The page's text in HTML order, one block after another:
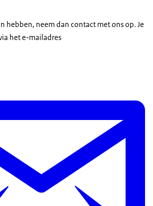
hebben, neem dan contact met ons op. Je
het e-mailadres